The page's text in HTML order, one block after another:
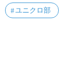
ユニクロ部